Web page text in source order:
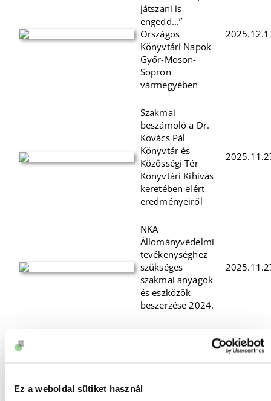
Ez a weboldal sütiket használ
játszani is
engedd...”
Országos
Könyvtári Napok
Győr-Moson-
Sopron
vármegyében
Szakmai
beszámoló a Dr.
Kovács Pál
Könyvtár és
Közösségi Tér
Könyvtári Kihívás
keretében elért
eredményeiről
NKA
Állományvédelmi
tevékenységhez
szükséges
szakmai anyagok
és eszközök
beszerzése 2024.
vármegyében